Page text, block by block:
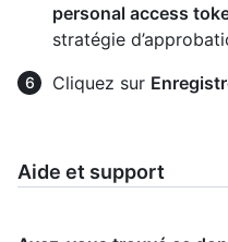
personal access
stratégie
Cliquez sur
Aide et support